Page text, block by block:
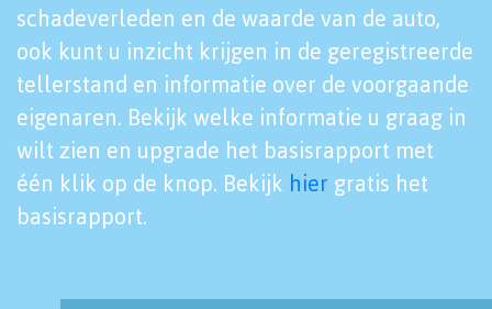
schadeverleden en de waarde van de auto,
ook kunt u inzicht krijgen in de geregistreerde
tellerstand en informatie over de voorgaande
eigenaren. Bekijk welke informatie u graag in
wilt zien en upgrade het basisrapport met
één klik op de knop. Bekijk hier gratis het
basisrapport.